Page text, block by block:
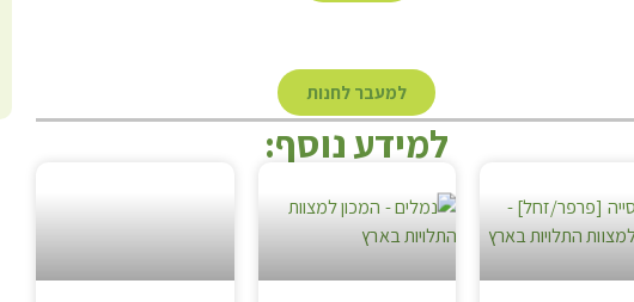
למעבר לחנות
למידע נוסף: